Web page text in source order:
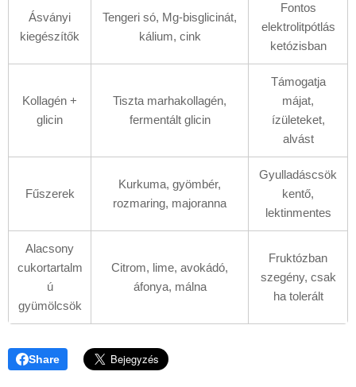
Ásványi
kiegészítők
Tengeri só, Mg-bisglicinát,
kálium, cink
Fontos
elektrolitpótlás
ketózisban
Kollagén +
glicin
Tiszta marhakollagén,
fermentált glicin
Támogatja
májat,
ízületeket,
alvást
Fűszerek
Kurkuma, gyömbér,
rozmaring, majoranna
Gyulladáscsök
kentő,
lektinmentes
Alacsony
cukortartalm
ú
gyümölcsök
Citrom, lime, avokádó,
áfonya, málna
Fruktózban
szegény, csak
ha tolerált
Share